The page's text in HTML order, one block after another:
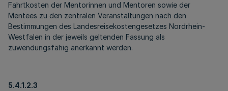
Fahrtkosten der Mentorinnen und Mentoren sowie der
Mentees zu den zentralen Veranstaltungen nach den
Bestimmungen des Landesreisekostengesetzes Nordrhein-
Westfalen in der jeweils geltenden Fassung als
zuwendungsfähig anerkannt werden.
5.4.1.2.3